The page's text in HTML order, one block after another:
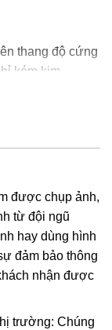
thang độ cứng
kém kim
và ruby sao
ứng ngôi sao
cánh ở bề mặt
các loại
ruby sống): đá
được chụp ảnh,
từ đội ngũ
hay dùng hình
đảm bảo thông
nhận được
trường: Chúng